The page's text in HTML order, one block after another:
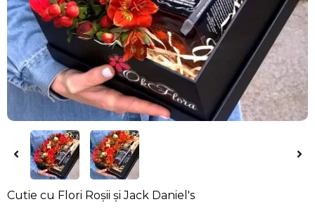
Cutie cu Flori Roșii și Jack Daniel's